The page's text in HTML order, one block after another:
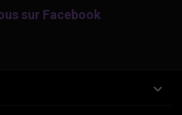
sur Facebook
